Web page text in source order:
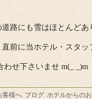
路にも雪はほとんどあ
前に当ホテル・スタッ
わせ下さいませ m(_ _)m
客様へ. ブログ. ホテルからの